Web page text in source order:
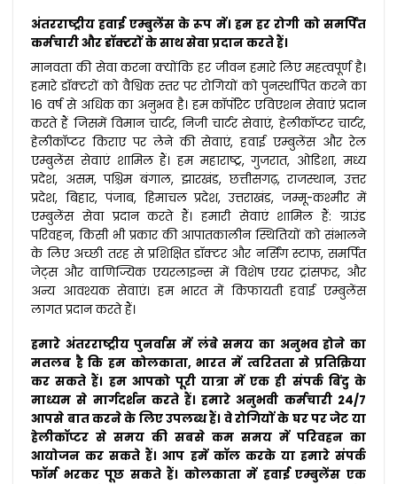
अंतरराष्ट्रीय हवाई एम्बुलेंस के रूप में। हम हर रोगी को समर्पित
कर्मचारी और डॉक्टरों के साथ सेवा प्रदान करते हैं।
मानवता की सेवा करना क्योंकि हर जीवन हमारे लिए महत्वपूर्ण है।
हमारे डॉक्टरों को वैश्विक स्तर पर रोगियों को पुनर्स्थापित करने का
16 वर्ष से अधिक का अनुभव है। हम कॉर्पोरेट एविएशन सेवाएं प्रदान
करते हैं जिसमें विमान चार्टर, निजी चार्टर सेवाएं, हेलीकॉप्टर चार्टर,
हेलीकॉप्टर किराए पर लेने की सेवाएं, हवाई एम्बुलेंस और रेल
एम्बुलेंस सेवाएं शामिल हैं। हम महाराष्ट्र, गुजरात, ओडिशा, मध्य
प्रदेश, असम, पश्चिम बंगाल, झारखंड, छत्तीसगढ़, राजस्थान, उत्तर
प्रदेश, बिहार, पंजाब, हिमाचल प्रदेश, उत्तराखंड, जम्मू-कश्मीर में
एम्बुलेंस सेवा प्रदान करते हैं। हमारी सेवाएं शामिल हैं: ग्राउंड
परिवहन, किसी भी प्रकार की आपातकालीन स्थितियों को संभालने
के लिए अच्छी तरह से प्रशिक्षित डॉक्टर और नर्सिंग स्टाफ, समर्पित
जेट्स और वाणिज्यिक एयरलाइन्स में विशेष एयर ट्रांसफर, और
अन्य आवश्यक सेवाएं। हम भारत में किफायती हवाई एम्बुलेंस
लागत प्रदान करते हैं।
हमारे अंतरराष्ट्रीय पुनर्वास में लंबे समय का अनुभव होने का
मतलब है कि हम कोलकाता, भारत में त्वरितता से प्रतिक्रिया
कर सकते हैं। हम आपको पूरी यात्रा में एक ही संपर्क बिंदु के
माध्यम से मार्गदर्शन करते हैं। हमारे अनुभवी कर्मचारी 24/7
आपसे बात करने के लिए उपलब्ध हैं। वे रोगियों के घर पर जेट या
हेलीकॉप्टर से समय की सबसे कम समय में परिवहन का
आयोजन कर सकते हैं। आप हमें कॉल करके या हमारे संपर्क
फॉर्म भरकर पूछ सकते हैं। कोलकाता में हवाई एम्बुलेंस एक